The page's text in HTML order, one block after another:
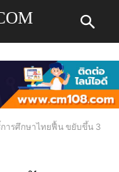
ารศึกษาไทยฟื้น ขยับขึ้น 3